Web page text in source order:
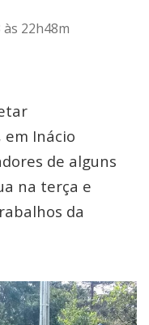
às 22h48m
Inácio
de alguns
na terça e
da